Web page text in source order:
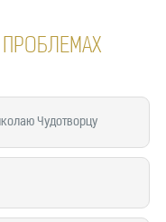
Чудотворцу